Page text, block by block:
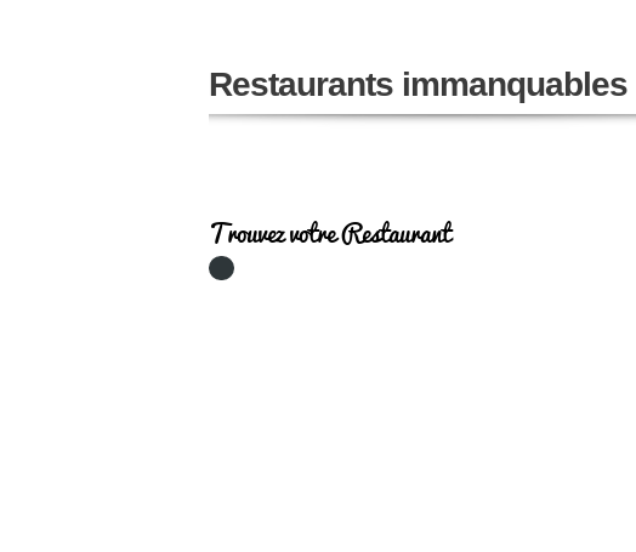
Restaurants immanquables
Trouvez votre Restaurant